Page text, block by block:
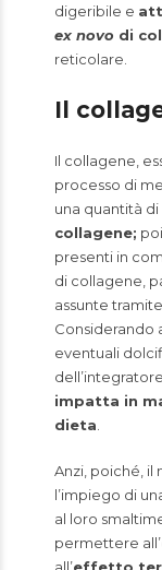
digeribile e
ex novo di
reticolare.
Il
Il collagene,
processo di
una quantità
collagene;
presenti in
di collagene,
assunte
Considerando
eventuali
dell’integratore,
impatta in
dieta
Anzi, poiché,
l’impiego di
al loro
permettere
all’effetto